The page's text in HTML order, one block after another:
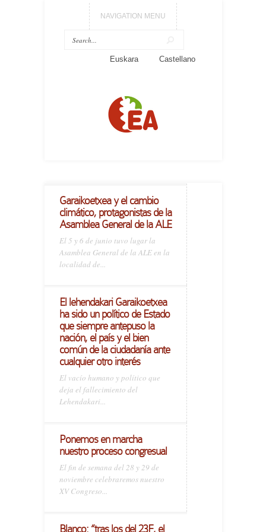
NAVIGATION MENU
Euskara Castellano
Garaikoetxea y el cambio
climático, protagonistas de la
Asamblea General de la ALE
El 5 y 6 de junio tuvo lugar la
Asamblea General de la ALE en la
localidad de...
El lehendakari Garaikoetxea
ha sido un político de Estado
que siempre antepuso la
nación, el país y el bien
común de la ciudadanía ante
cualquier otro interés
El vacío humano y político que
deja el fallecimiento del
Lehendakari...
Ponemos en marcha
nuestro proceso congresual
El fin de semana del 28 y 29 de
noviembre celebraremos nuestro
XV Congreso...
Blanco: “tras los del 23F, el